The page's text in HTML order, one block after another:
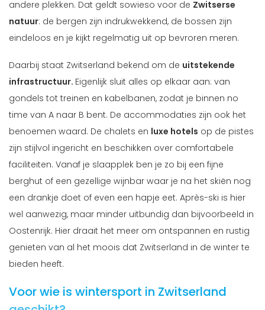
andere plekken. Dat geldt sowieso voor de Zwitserse
natuur: de bergen zijn indrukwekkend, de bossen zijn
eindeloos en je kijkt regelmatig uit op bevroren meren.
Daarbij staat Zwitserland bekend om de uitstekende
infrastructuur. Eigenlijk sluit alles op elkaar aan: van
gondels tot treinen en kabelbanen, zodat je binnen no
time van A naar B bent. De accommodaties zijn ook het
benoemen waard. De chalets en luxe hotels op de pistes
zijn stijlvol ingericht en beschikken over comfortabele
faciliteiten. Vanaf je slaapplek ben je zo bij een fijne
berghut of een gezellige wijnbar waar je na het skiën nog
een drankje doet of even een hapje eet. Après-ski is hier
wel aanwezig, maar minder uitbundig dan bijvoorbeeld in
Oostenrijk. Hier draait het meer om ontspannen en rustig
genieten van al het moois dat Zwitserland in de winter te
bieden heeft.
Voor wie is wintersport in Zwitserland